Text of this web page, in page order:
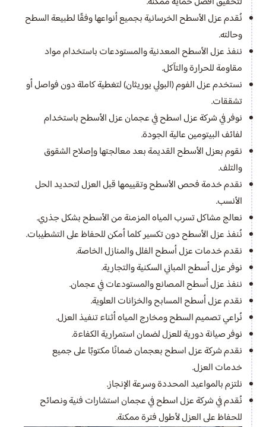
نُقدم عزل الأسطح الخرسانية بجميع أنواعها وفقًا لطبيعة السطح
وحالته.
ننفذ عزل الأسطح المعدنية والمستودعات باستخدام مواد
مقاومة للحرارة والتآكل.
نستخدم عزل الفوم (البولي يوريثان) لتغطية كاملة دون فواصل أو
تشققات.
نوفر في شركة عزل اسطح في عجمان عزل الأسطح باستخدام
لفائف البيتومين عالية الجودة.
نقوم بعزل الأسطح القديمة بعد معالجتها وإصلاح الشقوق
والتلف.
نقدم خدمة فحص الأسطح وتقييمها قبل العزل لتحديد الحل
الأنسب.
نعالج مشاكل تسرب المياه المزمنة من الأسطح بشكل جذري.
نُنفذ عزل الأسطح دون تكسير كلما أمكن للحفاظ على التشطيبات.
نقدم خدمات عزل أسطح الفلل والمنازل الخاصة.
نوفر عزل أسطح المباني السكنية والتجارية.
ننفذ عزل أسطح المصانع والمستودعات في عجمان.
نقدم عزل أسطح المسابح والخزانات العلوية.
نُراعي تصميم السطح ومخارج المياه أثناء تنفيذ العزل.
نوفر صيانة دورية للعزل لضمان استمرارية الكفاءة.
نقدم شركة عزل اسطح بعجمان ضمانًا مكتوبًا على جميع
خدمات العزل.
نلتزم بالمواعيد المحددة وسرعة الإنجاز.
نُقدم في شركة عزل اسطح في عجمان استشارات فنية ونصائح
للحفاظ على العزل لأطول فترة ممكنة.